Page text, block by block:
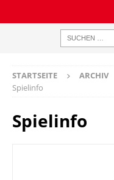
STARTSEITE ARCHIV
Spielinfo
Spielinfo